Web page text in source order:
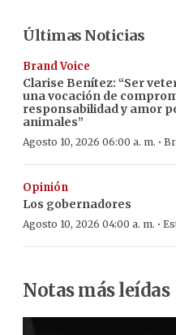
Últimas Noticias
Brand Voice
Clarise Benítez: “Ser
una vocación de
responsabilidad y amor
animales”
Agosto 10, 2026 06:00 a. m. ·
Opinión
Los gobernadores
Agosto 10, 2026 04:00 a. m. ·
Notas más leídas